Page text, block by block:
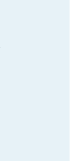
Alfort 2025,